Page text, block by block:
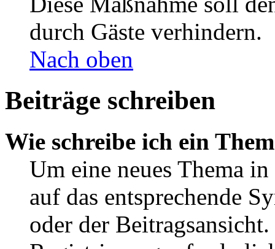
durch Gäste verhindern.
Nach oben
Beiträge schreiben
Wie schreibe ich ein
Um eine neues Thema
auf das entsprechende
oder der